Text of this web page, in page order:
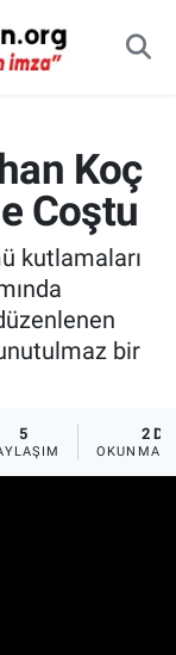
Koç
Coştu
kutlamaları
bir
5 2 DK
OKUNMA